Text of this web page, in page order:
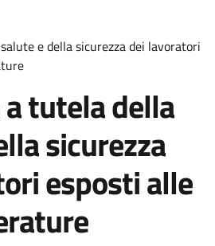
e della sicurezza dei lavoratori
tutela della
sicurezza
esposti alle